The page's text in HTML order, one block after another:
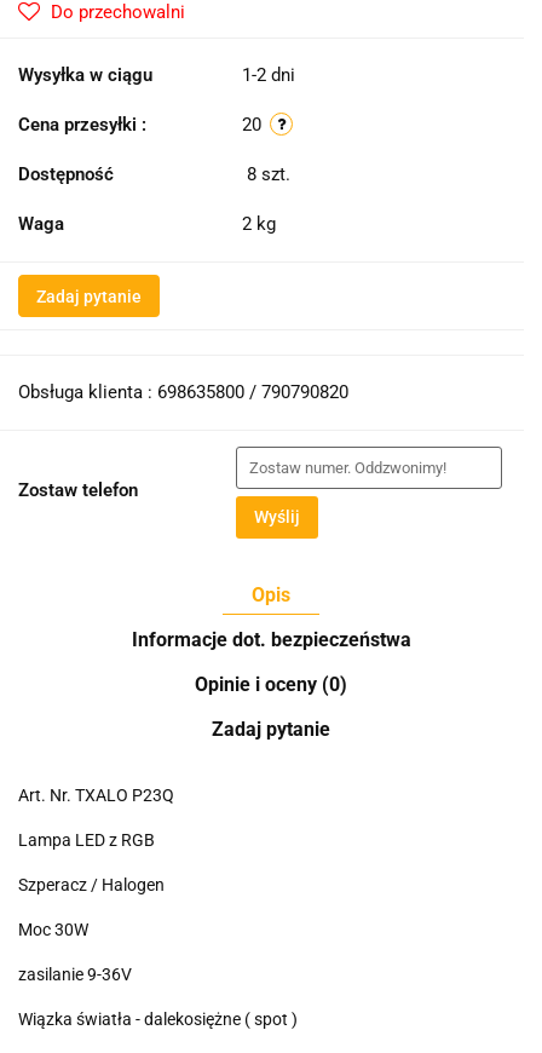
Do przechowalni
Wysyłka w ciągu 1-2 dni
Cena przesyłki : 20
Dostępność 8 szt.
Waga 2 kg
Zadaj pytanie
Obsługa klienta : 698635800 / 790790820
Zostaw telefon
Wyślij
Opis
Informacje dot. bezpieczeństwa
Opinie i oceny (0)
Zadaj pytanie
Art. Nr. TXALO P23Q
Lampa LED z RGB
Szperacz / Halogen
Moc 30W
zasilanie 9-36V
Wiązka światła - dalekosiężne ( spot )